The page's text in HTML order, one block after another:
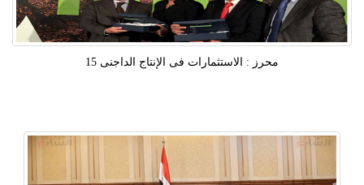
محرز : الاستثمارات فى الإنتاج الداجنى 15